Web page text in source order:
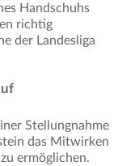
Handschuhs
richtig
der Landesliga
Stellungnahme
das Mitwirken
ermöglichen.